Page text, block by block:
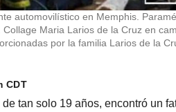
automovilístico en Memphis.
Maria Larios de la Cruz en
por la familia Larios de la
CDT
tan solo 19 años, encontró un